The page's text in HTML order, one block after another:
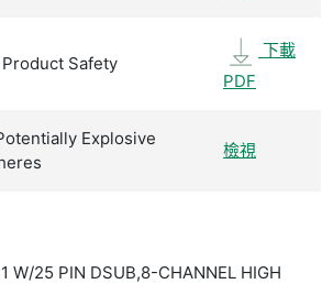
Safety
下載
PDF
Explosive
檢視
W/25 PIN DSUB,8-CHANNEL HIGH